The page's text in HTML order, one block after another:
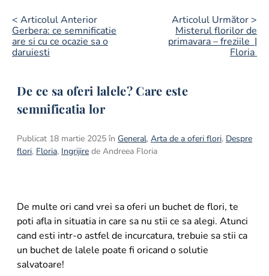
< Articolul Anterior
Gerbera: ce semnificatie
are si cu ce ocazie sa o
daruiesti
Articolul Următor >
Misterul florilor de
primavara – freziile |
Floria
De ce sa oferi lalele? Care este
semnificatia lor
Publicat 18 martie 2025 în General, Arta de a oferi flori, Despre
flori, Floria, Ingrijire de Andreea Floria
De multe ori cand vrei sa oferi un buchet de flori, te
poti afla in situatia in care sa nu stii ce sa alegi. Atunci
cand esti intr-o astfel de incurcatura, trebuie sa stii ca
un buchet de lalele poate fi oricand o solutie
salvatoare!
2.
trandafir
3.
coroana funerara
hortensie
.
buchet crini